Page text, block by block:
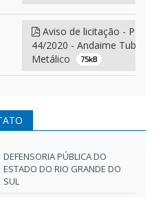
Aviso de licitação - PE
44/2020 - Andaime Tubular
Metálico
75kB
44/2020 - Andaime Tubular
DEFENSORIA PÚBLICA DO
ESTADO DO RIO GRANDE DO
SUL